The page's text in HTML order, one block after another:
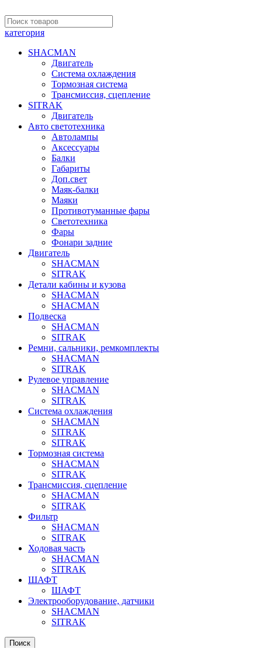
категория
SHACMAN
Двигатель
Система охлаждения
Тормозная система
Трансмиссия, сцепление
SITRAK
Двигатель
Авто светотехника
Автолампы
Аксессуары
Балки
Габариты
Доп.свет
Маяк-балки
Маяки
Противотуманные фары
Светотехника
Фары
Фонари задние
Двигатель
SHACMAN
SITRAK
Детали кабины и кузова
SHACMAN
SHACMAN
Подвеска
SHACMAN
SITRAK
Ремни, сальники, ремкомплекты
SHACMAN
SITRAK
Рулевое управление
SHACMAN
SITRAK
Система охлаждения
SHACMAN
SITRAK
SITRAK
Тормозная система
SHACMAN
SITRAK
Трансмиссия, сцепление
SHACMAN
SITRAK
Фильтр
SHACMAN
SITRAK
Ходовая часть
SHACMAN
SITRAK
ШАФТ
ШАФТ
Электрооборудование, датчики
SHACMAN
SITRAK
Поиск